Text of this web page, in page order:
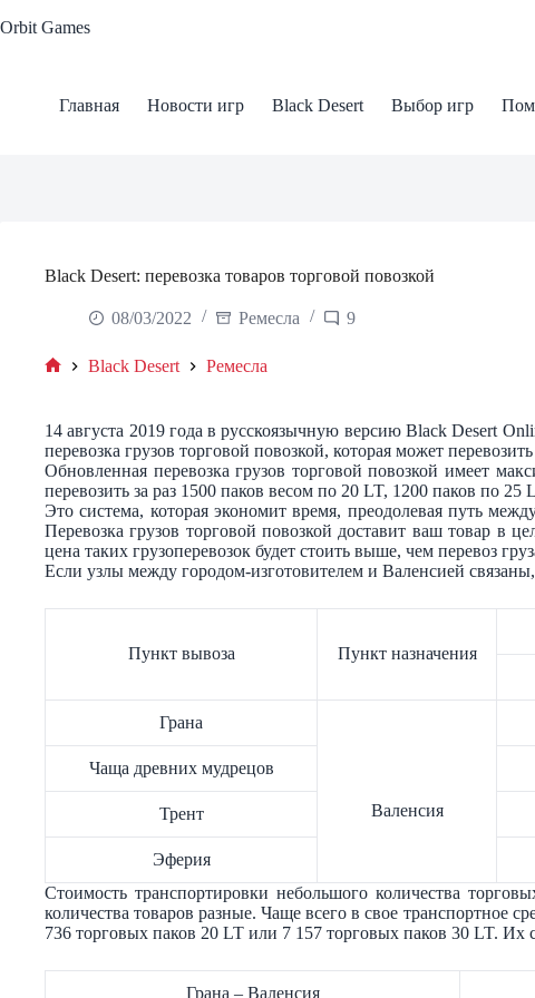
to
Orbit Games
Главная Новости игр Black Desert Выбор игр
Black Desert: перевозка товаров торговой повозкой
08/03/2022 Ремесла 9
Black Desert Ремесла
14 августа 2019 года в русскоязычную версию Black Desert
перевозка грузов торговой повозкой, которая может
Обновленная перевозка грузов торговой повозкой имеет
перевозить за раз 1500 паков весом по 20 LT, 1200 паков по 25
Это система, которая экономит время, преодолевая путь
Перевозка грузов торговой повозкой доставит ваш товар в
цена таких грузоперевозок будет стоить выше, чем перевоз
Если узлы между городом-изготовителем и Валенсией
Пункт вывоза Пункт назначения
Грана
Валенсия
Чаща древних мудрецов
Трент
Эферия
Стоимость транспортировки небольшого количества
количества товаров разные. Чаще всего в свое транспортное
736 торговых паков 20 LT или 7 157 торговых паков 30 LT. Их
Грана – Валенсия